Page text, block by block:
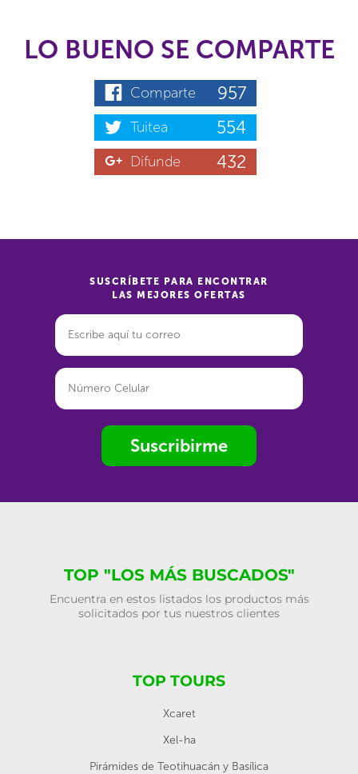
LO BUENO SE COMPARTE
Comparte 957
Tuitea 554
Difunde 432
SUSCRÍBETE PARA ENCONTRAR
LAS MEJORES OFERTAS
Suscribirme
TOP "LOS MÁS BUSCADOS"
Encuentra en estos listados los productos más
solicitados por tus nuestros clientes
TOP TOURS
Xcaret
Xel-ha
Pirámides de Teotihuacán y Basílica